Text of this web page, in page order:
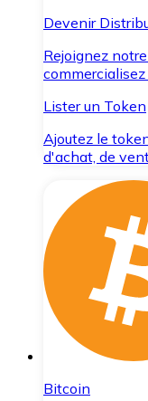
Devenir
Rejoignez
Lister un Token
Ajoutez le
d'achat, de
Bitcoin